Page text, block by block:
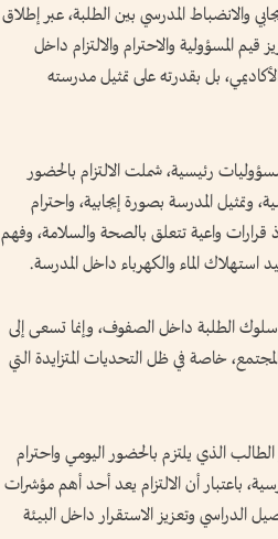
المدرسي بين الطلبة، عبر إطلاق
المسؤولية والاحترام والالتزام داخل
بل بقدرته على تمثيل مدرسته
الموجهات «أدوار ومسؤوليات الطالب المتميز سلوكياً» 10 مسؤوليات رئيسية، شملت الالتزام بالحضور
وتمثيل المدرسة بصورة إيجابية، واحترام
قرارات واعية تتعلق بالصحة والسلامة، وفهم
استهلاك الماء والكهرباء داخل المدرسة.
الطلبة داخل الصفوف، وإنما تسعى إلى
خاصة في ظل التحديات المتزايدة التي
الذي يلتزم بالحضور اليومي واحترام
باعتبار أن الالتزام يعد أحد أهم مؤشرات
الدراسي وتعزيز الاستقرار داخل البيئة